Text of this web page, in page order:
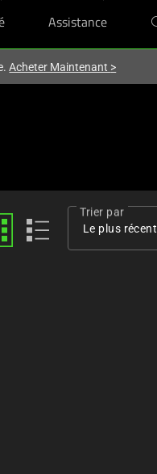
Assistance
Acheter Maintenant >
Trier par
Le plus récent